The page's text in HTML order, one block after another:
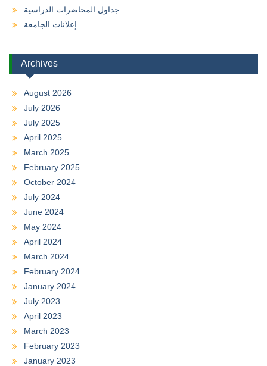
جداول المحاضرات الدراسية
إعلانات الجامعة
Archives
August 2026
July 2026
July 2025
April 2025
March 2025
February 2025
October 2024
July 2024
June 2024
May 2024
April 2024
March 2024
February 2024
January 2024
July 2023
April 2023
March 2023
February 2023
January 2023